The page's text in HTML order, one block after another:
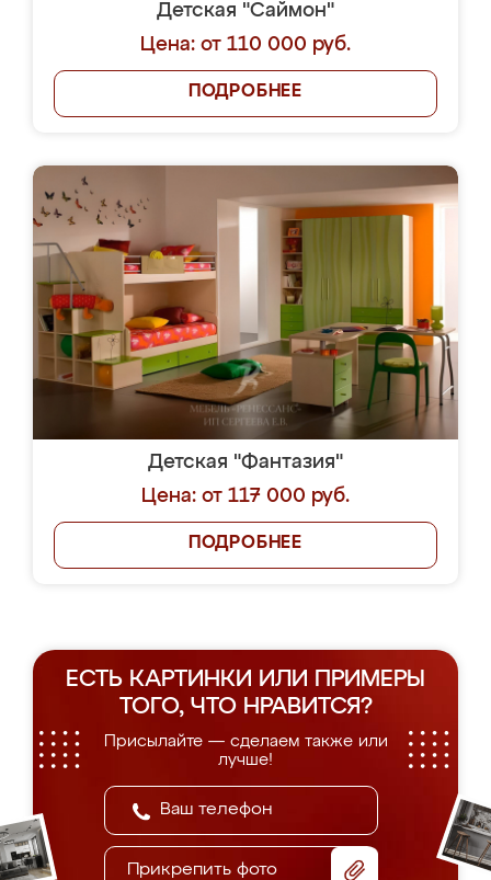
Детская "Саймон"
Цена: от 110 000 руб.
ПОДРОБНЕЕ
Детская "Фантазия"
Цена: от 117 000 руб.
ПОДРОБНЕЕ
ЕСТЬ КАРТИНКИ ИЛИ ПРИМЕРЫ
ТОГО, ЧТО НРАВИТСЯ?
Присылайте — сделаем также или
лучше!
Прикрепить фото